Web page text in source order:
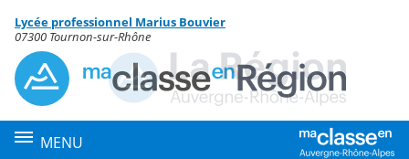
Menu de la rubrique
Contenu
Lycée professionnel Marius Bouvier
07300 Tournon-sur-Rhône
MENU